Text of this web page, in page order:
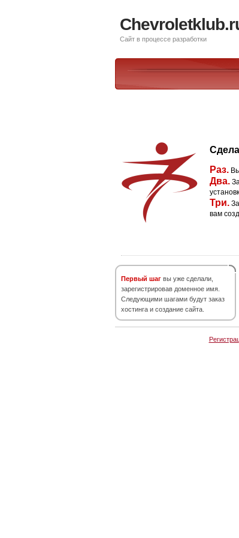
Сайт в процессе разработки
Раз.
Два.
Три.
вам
Первый шаг вы уже сделали,
зарегистрировав доменное имя.
Следующими шагами будут заказ
хостинга и создание сайта.